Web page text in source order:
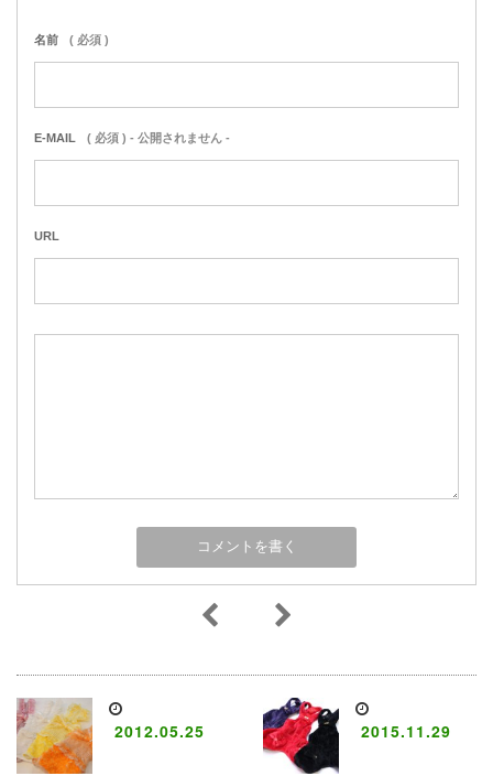
名前 ( 必須 )
E-MAIL ( 必須 ) - 公開されません -
URL
2012.05.25 2015.11.29